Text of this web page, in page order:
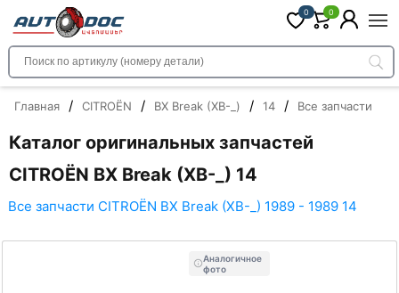
0 0
Главная / CITROËN / BX Break (XB-_) / 14 / Все запчасти
Каталог оригинальных запчастей
CITROËN BX Break (XB-_) 14
Все запчасти CITROËN BX Break (XB-_) 1989 - 1989 14
Аналогичное
фото